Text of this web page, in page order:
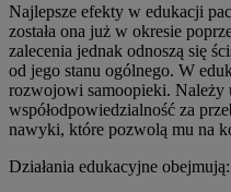
Najlepsze efekty w edukacji
została ona już w okresie
zalecenia jednak odnoszą się
od jego stanu ogólnego. W
rozwojowi samoopieki. Należy
współodpowiedzialność za
nawyki, które pozwolą mu na
Działania edukacyjne obejmują: